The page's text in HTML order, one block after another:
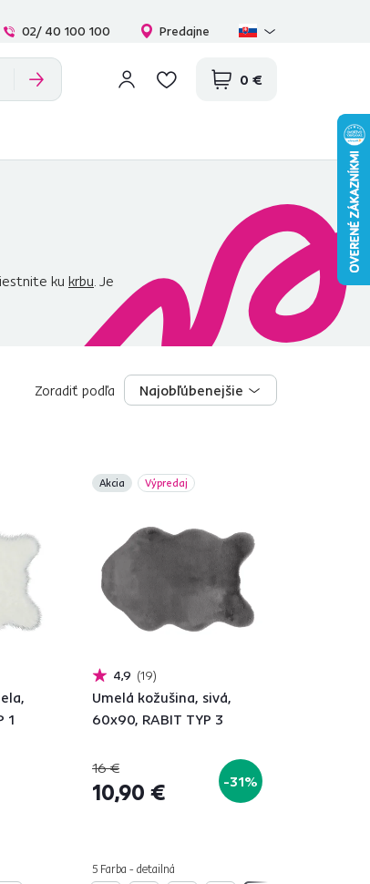
02/ 40 100 100 Predajne
0 €
ku krbu . Je
, pretože jej
nám napadne v
že dnes sa
Najobľúbenejšie
Zoradiť podľa Najobľúbenejšie
1
Akcia Výpredaj
4,9 19
Umelá kožušina, sivá,
60x90, RABIT TYP 3
16 €
10,90 € -31%
5 Farba - detailná